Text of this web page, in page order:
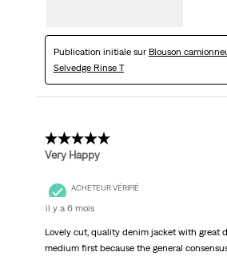
Publication initiale sur Blouson
Selvedge Rinse T
5 étoile(s) sur 5.
Very Happy
ACHETEUR VÉRIFIÉ
il y a 6 mois
Lovely cut, quality denim jacket with great
medium first because the general